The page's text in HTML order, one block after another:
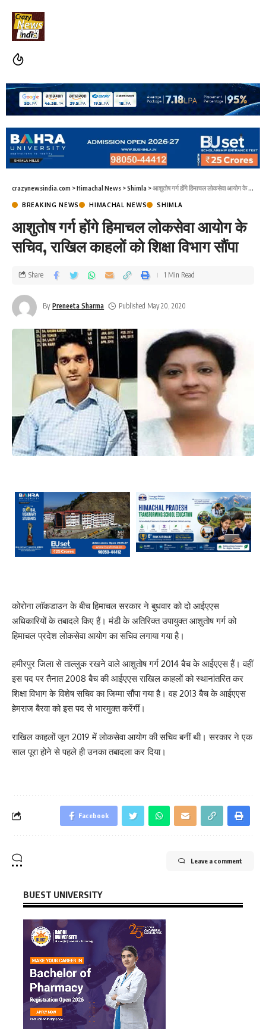
crazynewsindia.com >Himachal News >Shimla >आशुतोष गर्ग होंगे हिमाचल लोकसेवा आयोग के सचिव, राखिल काहलों को शिक्षा विभाग सौंपा
BREAKING NEWS HIMACHAL NEWS SHIMLA
आशुतोष गर्ग होंगे हिमाचल लोकसेवा आयोग के
सचिव, राखिल काहलों को शिक्षा विभाग सौंपा
By Preneeta Sharma Published May 20, 2020
Share 1 Min Read
कोरोना लाॅकडाउन के बीच हिमाचल सरकार ने बुधवार को दो आईएएस
अधिकारियों के तबादले किए हैं। मंडी के अतिरिक्त उपायुक्त आशुतोष गर्ग को
हिमाचल प्रदेश लोकसेवा आयोग का सचिव लगाया गया है।
हमीरपुर जिला से ताल्लुक रखने वाले आशुतोष गर्ग 2014 बैच के आईएएस हैं। वहीं
इस पद पर तैनात 2008 बैच की आईएएस राखिल काहलों को स्थानांतरित कर
शिक्षा विभाग के विशेष सचिव का जिम्मा सौंपा गया है। वह 2013 बैच के आईएएस
हेमराज बैरवा को इस पद से भारमुक्त करेंगीं।
राखिल काहलों जून 2019 में लोकसेवा आयोग की सचिव बनीं थी। सरकार ने एक
साल पूरा होने से पहले ही उनका तबादला कर दिया।
Facebook
Leave a comment
BUEST UNIVERSITY